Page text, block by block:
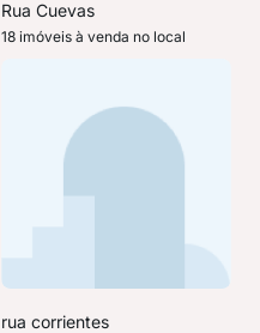
Rua Cuevas
18 imóveis à venda no local
rua corrientes